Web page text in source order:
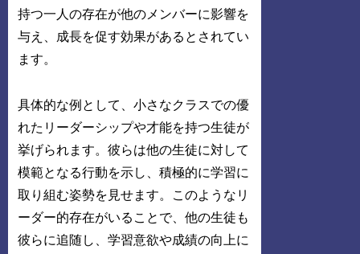
持つ一人の存在が他のメンバーに影響を
与え、成長を促す効果があるとされてい
ます。
具体的な例として、小さなクラスでの優
れたリーダーシップや才能を持つ生徒が
挙げられます。彼らは他の生徒に対して
模範となる行動を示し、積極的に学習に
取り組む姿勢を見せます。このようなリ
ーダー的存在がいることで、他の生徒も
彼らに追随し、学習意欲や成績の向上に